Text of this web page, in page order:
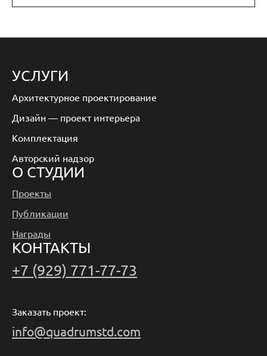
УСЛУГИ
Архитектурное проектирование
Дизайн — проект интерьера
Комплектация
Авторский надзор
О СТУДИИ
Проекты
Публикации
Награды
КОНТАКТЫ
+7 (929) 771-77-73
Заказать проект:
info@quadrumstd.com